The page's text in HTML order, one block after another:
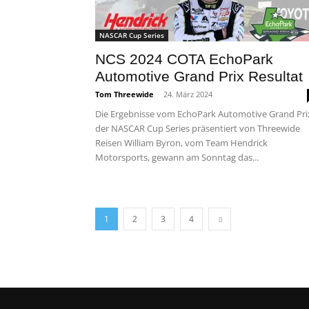
NASCAR Cup Series
NCS 2024 COTA EchoPark
Automotive Grand Prix Resultat
Tom Threewide - 24. März 2024
Die Ergebnisse vom EchoPark Automotive Grand
der NASCAR Cup Series präsentiert von Threewide
Reisen William Byron, vom Team Hendrick
Motorsports, gewann am Sonntag das...
1 2 3 4